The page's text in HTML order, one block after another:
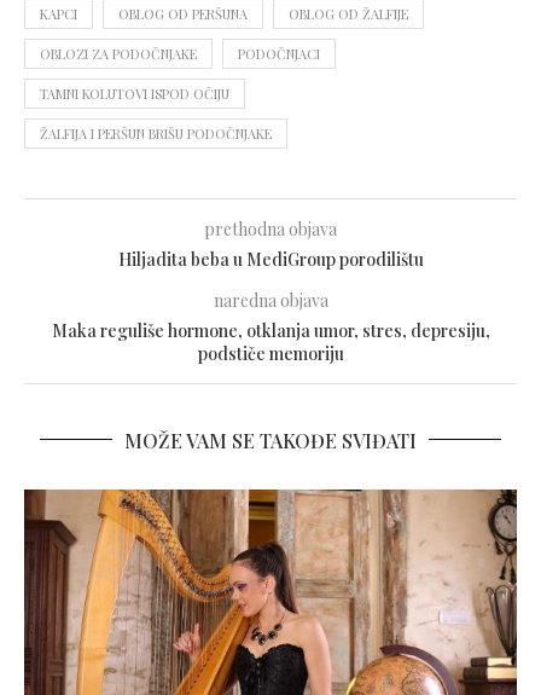
KAPCI OBLOG OD PERŠUNA OBLOG OD ŽALFIJE
OBLOZI ZA PODOČNJAKE PODOČNJACI
TAMNI KOLUTOVI ISPOD OČIJU
ŽALFIJA I PERŠUN BRIŠU PODOČNJAKE
prethodna objava
Hiljadita beba u MediGroup porodilištu
naredna objava
Maka reguliše hormone, otklanja umor, stres, depresiju,
podstiče memoriju
MOŽE VAM SE TAKOĐE SVIĐATI